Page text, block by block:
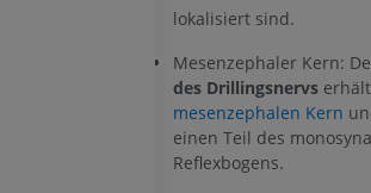
lokalisiert sind.
Mesenzephaler Kern:
des Drillingsnervs
mesenzephalen Kern
einen Teil des
Reflexbogens.
CTA
CT